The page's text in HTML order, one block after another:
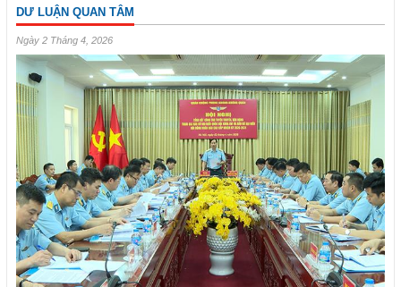
DƯ LUẬN QUAN TÂM
Ngày 2 Tháng 4, 2026